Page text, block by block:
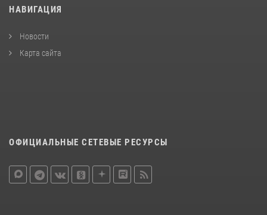
НАВИГАЦИЯ
Новости
Карта сайта
ОФИЦИАЛЬНЫЕ СЕТЕВЫЕ РЕСУРСЫ